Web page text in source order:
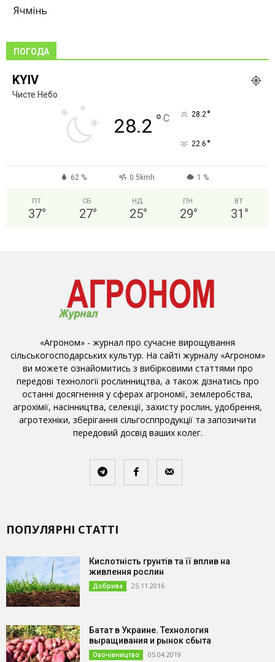
Ячмінь
ПОГОДА
KYIV
Чисте Небо
28.2 ° C 28.2°
22.6 °
62 % 0.5kmh 1 %
ПТ
37°
СБ
27°
НД
25°
ПН
29°
ВТ
31 °
«Агроном» - журнал про сучасне вирощування
сільськогосподарських культур. На сайті журналу «Агроном»
ви можете ознайомитись з вибірковими статтями про
передові технології рослинництва, а також дізнатись про
останні досягнення у сферах агрономії, землеробства,
агрохімії, насінництва, селекції, захисту рослин, удобрення,
агротехніки, зберігання сільгосппродукції та запозичити
передовий досвід ваших колег.
ПОПУЛЯРНІ СТАТТІ
Кислотність грунтів та її вплив на
живлення рослин
Добрива 25.11.2016
Батат в Украине. Технология
выращивания и рынок сбыта
Овочівництво 05.04.2019